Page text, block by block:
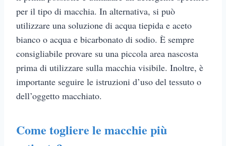
per il tipo di macchia. In alternativa, si può
utilizzare una soluzione di acqua tiepida e aceto
bianco o acqua e bicarbonato di sodio. È sempre
consigliabile provare su una piccola area nascosta
prima di utilizzare sulla macchia visibile. Inoltre, è
importante seguire le istruzioni d’uso del tessuto o
dell’oggetto macchiato.
Come togliere le macchie più